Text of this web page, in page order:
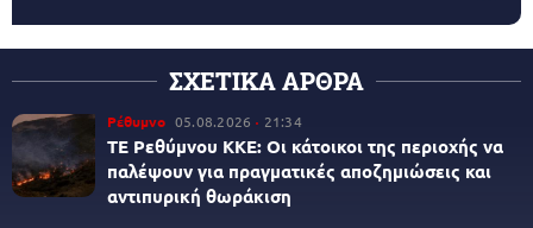
ΣΧΕΤΙΚΑ ΑΡΘΡΑ
Ρέθυμνο 05.08.2026 21:34
ΤΕ Ρεθύμνου ΚΚΕ: Οι κάτοικοι της περιοχής να
παλέψουν για πραγματικές αποζημιώσεις και
αντιπυρική θωράκιση